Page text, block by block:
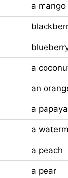
a mango
a
an
a papaya
a
a peach
a pear